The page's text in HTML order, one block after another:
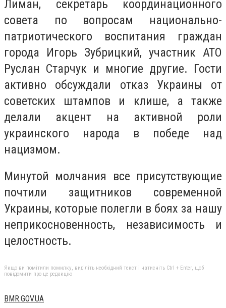
Лиман, секретарь координационного
совета по вопросам национально-
патриотического воспитания граждан
города Игорь Зубрицкий, участник АТО
Руслан Старчук и многие другие. Гости
активно обсуждали отказ Украины от
советских штампов и клише, а также
делали акцент на активной роли
украинского народа в победе над
нацизмом.
Минутой молчания все присутствующие
почтили защитников современной
Украины, которые полегли в боях за нашу
неприкосновенность, независимость и
целостность.
Якщо ви помітили помилку, виділіть необхідний текст і натисніть Ctrl + Enter, щоб
повідомити про це редакцію
BMR.GOV.UA